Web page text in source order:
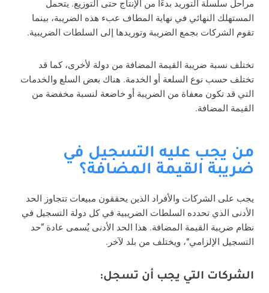
مراحل سلسلة التوريد بدءًا من الإنتاج حتى التوزيع. يتحمل
المستهلك النهائي في نهاية المطاف عبء هذه الضريبة، بينما
تقوم الشركات بجمع الضريبة وتوريدها إلى السلطات الضريبية.
تختلف نسبة ضريبة القيمة المضافة من دولة لأخرى، كما قد
تختلف حسب نوع السلعة أو الخدمة. هناك بعض السلع والخدمات
التي قد تكون معفاة من الضريبة أو خاضعة لنسبة مخفضة من
القيمة المضافة.
من يجب عليه التسجيل في
ضريبة القيمة المضافة؟
يجب على الشركات والأفراد الذين يحققون مبيعات تتجاوز الحد
الأدنى الذي تحدده السلطات الضريبية في كل دولة التسجيل في
نظام ضريبة القيمة المضافة. هذا الحد الأدنى يُسمى عادة “حد
التسجيل الإلزامي”، ويختلف من بلد لآخر.
الشركات التي يجب أن تسجل: